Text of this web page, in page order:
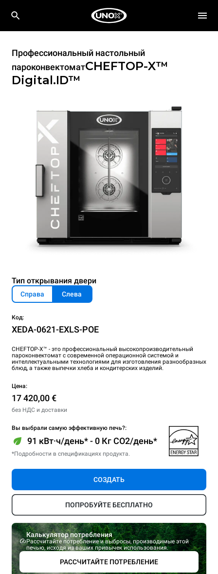
Профессиональный настольный
пароконвектоматCHEFTOP-X™
Digital.ID™
Тип открывания двери
Справа Слева
Код:
XEDA-0621-EXLS-POE
CHEFTOP-X™ - это профессиональный высокопроизводительный
пароконвектомат с современной операционной системой и
интеллектуальными технологиями для изготовления разнообразных
блюд, а также выпечки хлеба и кондитерских изделий.
Цена:
17 420,00 €
без НДС и доставки
Вы выбрали самую эффективную печь?:
91 кВт·ч/день* - 0 Кг CO2/день*
*Подробности в спецификациях продукта.
СОЗДАТЬ
ПОПРОБУЙТЕ БЕСПЛАТНО
Калькулятор потребления
Рассчитайте потребление и выбросы, производимые этой
печью, исходя из ваших привычек использования.
РАССЧИТАЙТЕ ПОТРЕБЛЕНИЕ